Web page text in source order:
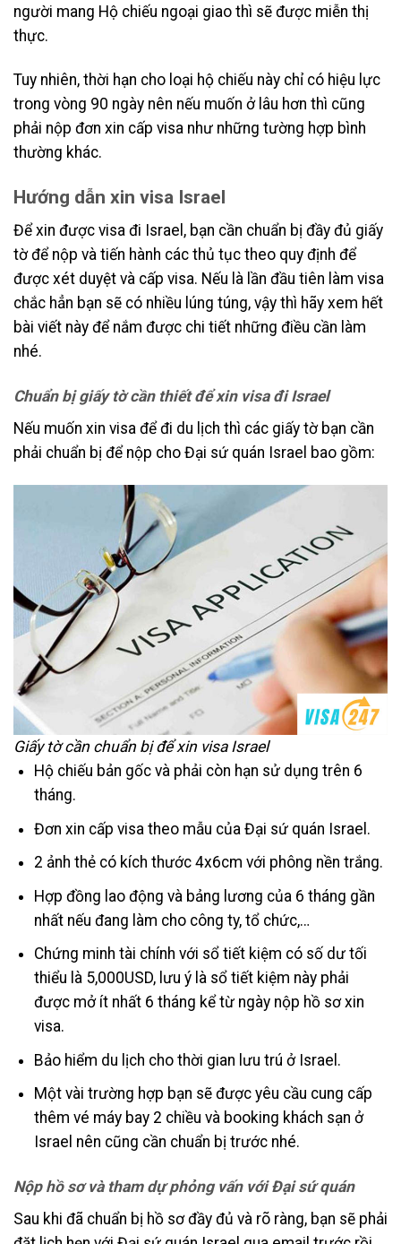
người mang Hộ chiếu ngoại giao thì sẽ được miễn thị
thực.
Tuy nhiên, thời hạn cho loại hộ chiếu này chỉ có hiệu lực
trong vòng 90 ngày nên nếu muốn ở lâu hơn thì cũng
phải nộp đơn xin cấp visa như những tường hợp bình
thường khác.
Hướng dẫn xin visa Israel
Để xin được visa đi Israel, bạn cần chuẩn bị đầy đủ giấy
tờ để nộp và tiến hành các thủ tục theo quy định để
được xét duyệt và cấp visa. Nếu là lần đầu tiên làm visa
chắc hẳn bạn sẽ có nhiều lúng túng, vậy thì hãy xem hết
bài viết này để nắm được chi tiết những điều cần làm
nhé.
Chuẩn bị giấy tờ cần thiết để xin visa đi Israel
Nếu muốn xin visa để đi du lịch thì các giấy tờ bạn cần
phải chuẩn bị để nộp cho Đại sứ quán Israel bao gồm:
Giấy tờ cần chuẩn bị để xin visa Israel
Hộ chiếu bản gốc và phải còn hạn sử dụng trên 6
tháng.
Đơn xin cấp visa theo mẫu của Đại sứ quán Israel.
2 ảnh thẻ có kích thước 4x6cm với phông nền trắng.
Hợp đồng lao động và bảng lương của 6 tháng gần
nhất nếu đang làm cho công ty, tổ chức,…
Chứng minh tài chính với sổ tiết kiệm có số dư tối
thiểu là 5,000USD, lưu ý là sổ tiết kiệm này phải
được mở ít nhất 6 tháng kể từ ngày nộp hồ sơ xin
visa.
Bảo hiểm du lịch cho thời gian lưu trú ở Israel.
Một vài trường hợp bạn sẽ được yêu cầu cung cấp
thêm vé máy bay 2 chiều và booking khách sạn ở
Israel nên cũng cần chuẩn bị trước nhé.
Nộp hồ sơ và tham dự phỏng vấn với Đại sứ quán
Sau khi đã chuẩn bị hồ sơ đầy đủ và rõ ràng, bạn sẽ phải